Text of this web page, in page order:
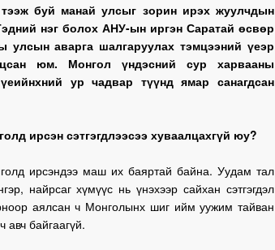
буй манай улсыг зорин ирэх жуулчдын
нэг болох АНУ-ын иргэн Саратай өсвөр
улсын аварга шалгаруулах тэмцээний үеэр
юм. Монгол үндэсний сур харвааны
ур чадвар түүнд ямар санагдсан
ирсэн сэтгэгдлээсээ хуваалцахгүй юу?
ирсэндээ маш их баяртай байна. Уудам тал
найрсаг хүмүүс нь үнэхээр сайхан сэтгэгдэл
аялсан ч Монголынх шиг ийм уужим тайван
авч байгаагүй.